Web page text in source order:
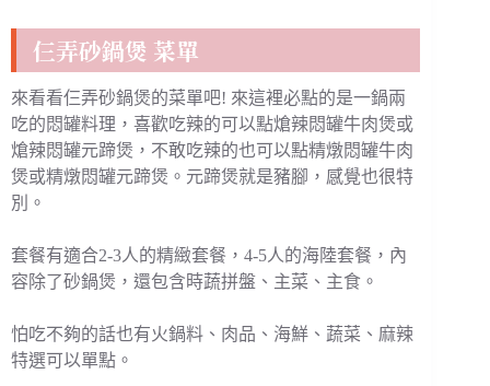
仨弄砂鍋煲 菜單
來看看仨弄砂鍋煲的菜單吧! 來這裡必點的是一鍋兩
吃的悶罐料理，喜歡吃辣的可以點熗辣悶罐牛肉煲或
熗辣悶罐元蹄煲，不敢吃辣的也可以點精燉悶罐牛肉
煲或精燉悶罐元蹄煲。元蹄煲就是豬腳，感覺也很特
別。
套餐有適合2-3人的精緻套餐，4-5人的海陸套餐，內
容除了砂鍋煲，還包含時蔬拼盤、主菜、主食。
怕吃不夠的話也有火鍋料、肉品、海鮮、蔬菜、麻辣
特選可以單點。